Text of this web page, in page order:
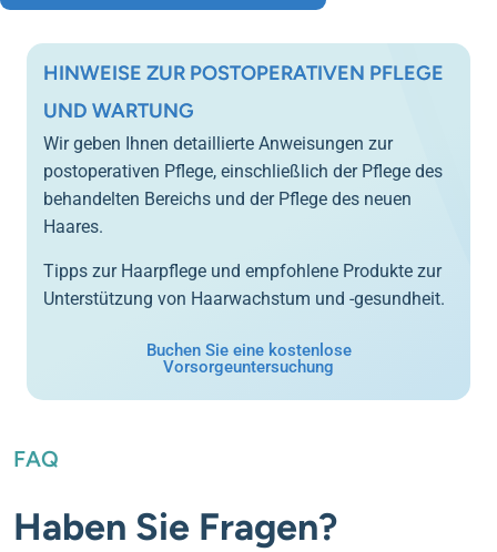
HINWEISE ZUR POSTOPERATIVEN PFLEGE
UND WARTUNG
Wir geben Ihnen detaillierte Anweisungen zur
postoperativen Pflege, einschließlich der Pflege des
behandelten Bereichs und der Pflege des neuen
Haares.
Tipps zur Haarpflege und empfohlene Produkte zur
Unterstützung von Haarwachstum und -gesundheit.
Buchen Sie eine kostenlose
Vorsorgeuntersuchung
FAQ
Haben Sie Fragen?